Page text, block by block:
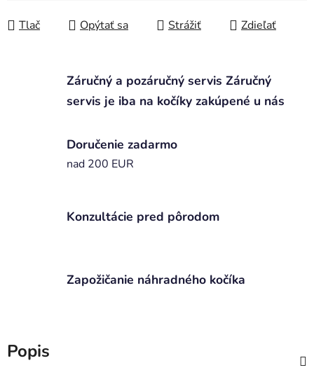
Tlač Opýtať sa Strážiť Zdieľať
Záručný a pozáručný servis Záručný
servis je iba na kočíky zakúpené u nás
Doručenie zadarmo
nad 200 EUR
Konzultácie pred pôrodom
Zapožičanie náhradného kočíka
Popis